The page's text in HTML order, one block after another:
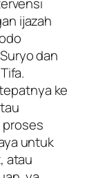
ijazah
dan
ke
untuk
atau